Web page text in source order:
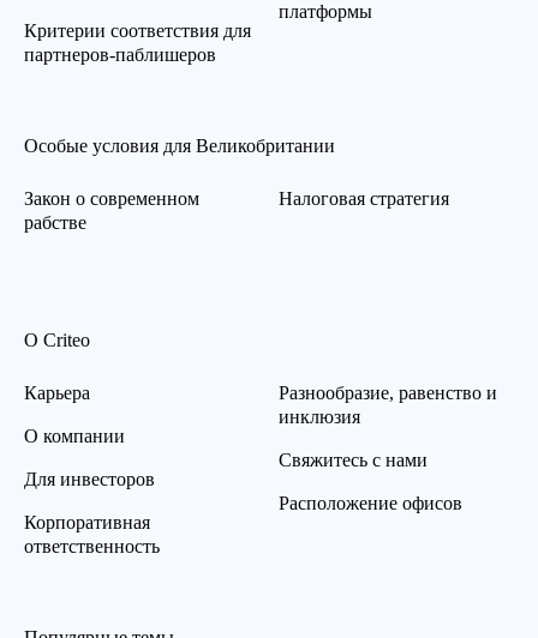
Критерии соответствия для
партнеров-паблишеров
платформы
Особые условия для Великобритании
Закон о современном
рабстве
Налоговая стратегия
О Criteo
Карьера
О компании
Для инвесторов
Корпоративная
ответственность
Разнообразие, равенство и
инклюзия
Свяжитесь с нами
Расположение офисов